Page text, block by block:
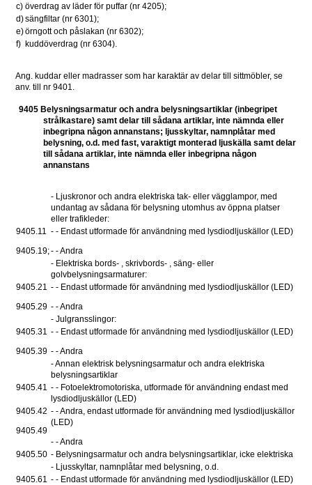
c) överdrag av läder för puffar (nr 4205);
d)sängfiltar (nr 6301);
e)örngott och påslakan (nr 6302);
f) kuddöverdrag (nr 6304).
Ang. kuddar eller madrasser som har karaktär av delar till sittmöbler, se
anv. till nr 9401.
9405 Belysningsarmatur och andra belysningsartiklar (inbegripet
strålkastare) samt delar till sådana artiklar, inte nämnda eller
inbegripna någon annanstans; ljusskyltar, namnplåtar med
belysning, o.d. med fast, varaktigt monterad ljuskälla samt delar
till sådana artiklar, inte nämnda eller inbegripna någon
annanstans
- Ljuskronor och andra elektriska tak- eller vägglampor, med
undantag av sådana för belysning utomhus av öppna platser
eller trafikleder:
9405.11
9405.19;
- - Endast utformade för användning med lysdiodljuskällor (LED)
- - Andra
- Elektriska bords- , skrivbords- , säng- eller
golvbelysningsarmaturer:
9405.21
9405.29
- - Endast utformade för användning med lysdiodljuskällor (LED)
- - Andra
- Julgransslingor:
9405.31
9405.39
- - Endast utformade för användning med lysdiodljuskällor (LED)
- - Andra
- Annan elektrisk belysningsarmatur och andra elektriska
belysningsartiklar
9405.41 - - Fotoelektromotoriska, utformade för användning endast med
lysdiodljuskällor (LED)
9405.42
9405.49
- - Andra, endast utformade för användning med lysdiodljuskällor
(LED)
- - Andra
9405.50 - Belysningsarmatur och andra belysningsartiklar, icke elektriska
- Ljusskyltar, namnplåtar med belysning, o.d.
9405.61 - - Endast utformade för användning med lysdiodljuskällor (LED)